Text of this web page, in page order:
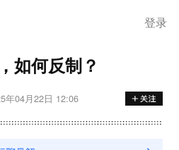
登录
如何反制？
年04月22日 12:06